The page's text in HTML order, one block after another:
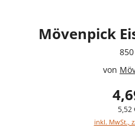
Mövenpick
von
5,52
inkl. MwSt.,